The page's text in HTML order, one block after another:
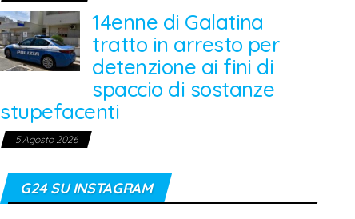
14enne di Galatina
tratto in arresto per
detenzione ai fini di
spaccio di sostanze
stupefacenti
5 Agosto 2026
G24 SU INSTAGRAM